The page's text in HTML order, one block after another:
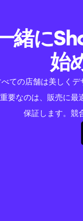
緒に
始
ての店舗は美しく
要なのは、販売に最
保証します。競